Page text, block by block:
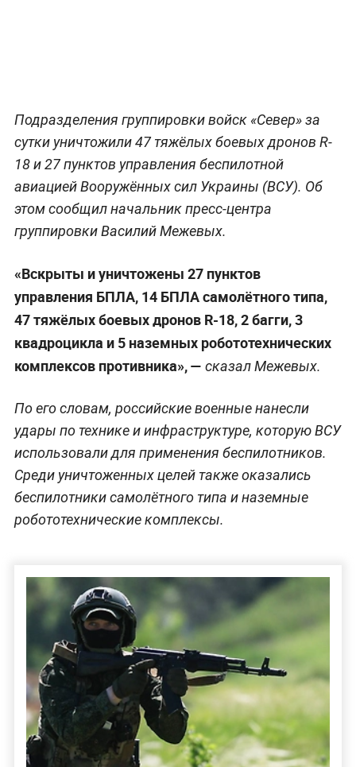
Подразделения группировки войск «Север» за
сутки уничтожили 47 тяжёлых боевых дронов R-
18 и 27 пунктов управления беспилотной
авиацией Вооружённых сил Украины (ВСУ). Об
этом сообщил начальник пресс-центра
группировки Василий Межевых.
«Вскрыты и уничтожены 27 пунктов
управления БПЛА, 14 БПЛА самолётного типа,
47 тяжёлых боевых дронов R-18, 2 багги, 3
квадроцикла и 5 наземных робототехнических
комплексов противника», — сказал Межевых.
По его словам, российские военные нанесли
удары по технике и инфраструктуре, которую ВСУ
использовали для применения беспилотников.
Среди уничтоженных целей также оказались
беспилотники самолётного типа и наземные
робототехнические комплексы.